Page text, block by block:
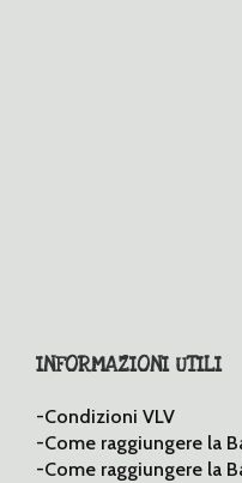
INFORMAZIONI UTILI
-Condizioni VLV
-Come raggiungere la
-Come raggiungere la